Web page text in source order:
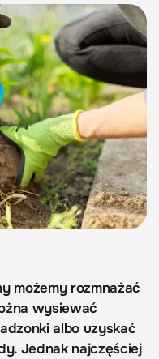
możemy rozmnażać
wysiewać
albo uzyskać
Jednak najczęściej